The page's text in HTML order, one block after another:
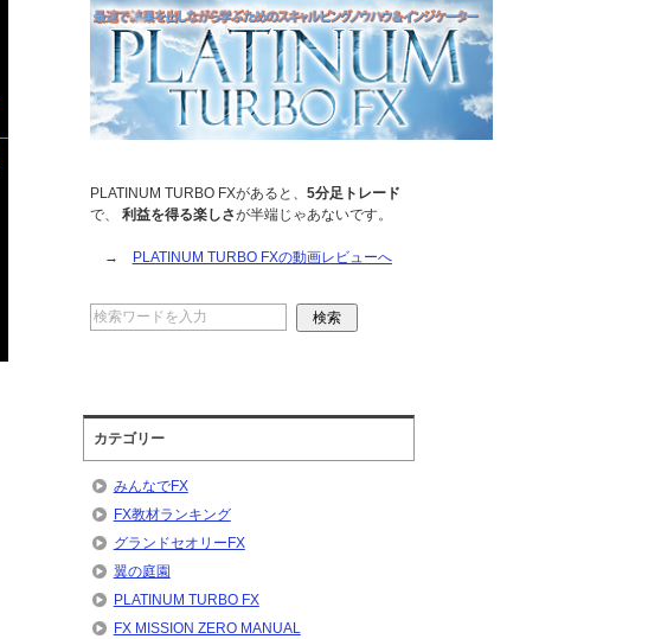
PLATINUM TURBO FXがあると、 5分足トレード
で、 利益を得る楽しさが半端じゃあないです。
→ PLATINUM TURBO FXの動画レビューへ
カテゴリー
みんなでFX
FX教材ランキング
グランドセオリーFX
翼の庭園
PLATINUM TURBO FX
FX MISSION ZERO MANUAL